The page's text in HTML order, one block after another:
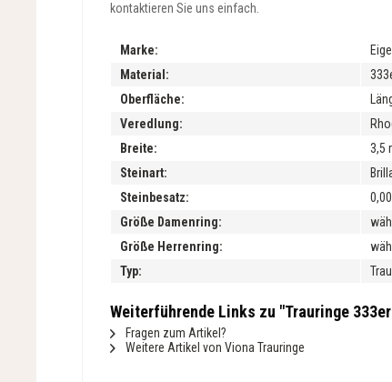
kontaktieren Sie uns einfach.
Marke:
Material:
Oberfläche:
Veredlung:
Breite:
3,5
Steinart:
Steinbesatz:
Größe Damenring:
Größe Herrenring:
Typ:
Weiterführende Links zu "Trauringe
Fragen zum Artikel?
Weitere Artikel von Viona Trauringe